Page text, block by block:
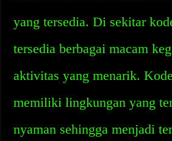
yang tersedia. Di sekitar
tersedia berbagai macam
aktivitas yang menarik.
memiliki lingkungan yang
nyaman sehingga menjadi